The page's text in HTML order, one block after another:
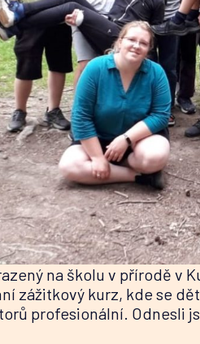
na školu v přírodě
zážitkový kurz, kde se
profesionální. Odnesli